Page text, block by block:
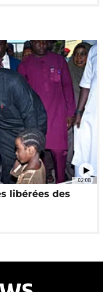
02:08
libérées des